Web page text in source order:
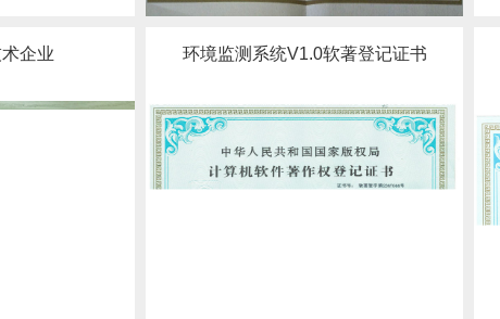
企业 环境监测系统V1.0软著登记证书